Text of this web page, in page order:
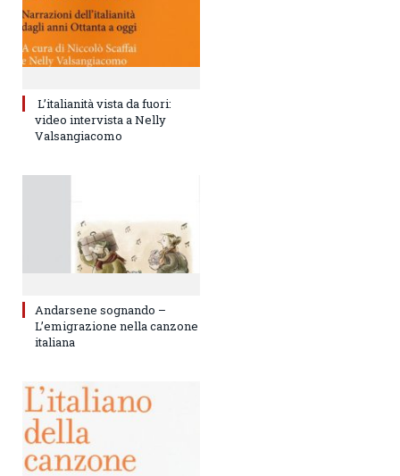
L’italianità vista da fuori:
video intervista a Nelly
Valsangiacomo
Andarsene sognando –
L’emigrazione nella canzone
italiana